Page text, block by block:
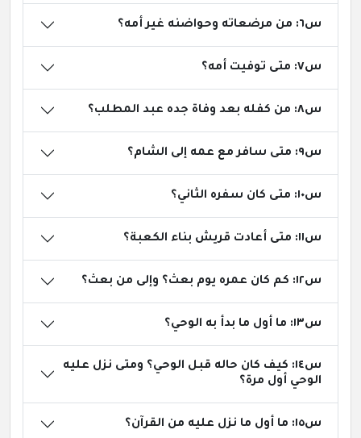
س٦: من مرضعاته وحواضنه غير أمه؟
س٧: متى توفيت أمه؟
س٨: من كفله بعد وفاة جده عبد المطلب؟
س٩: متى سافر مع عمه إلى الشام؟
س١٠: متى كان سفره الثاني؟
س١١: متى أعادت قريش بناء الكعبة؟
س١٢: كم كان عمره يوم بعث؟ وإلى من بعث؟
س١٣: ما أول ما بدأ به الوحي؟
س١٤: كيف كان حاله قبل الوحي؟ ومتى نزل عليه
الوحي أول مرة؟
س١٥: ما أول ما نزل عليه من القرآن؟